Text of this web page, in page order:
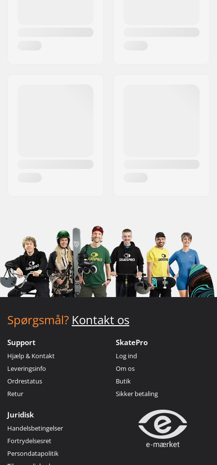
Spørgsmål? Kontakt os
Support
Hjælp & Kontakt
Leveringsinfo
Ordrestatus
Retur
SkatePro
Log ind
Om os
Butik
Sikker betaling
Juridisk
Handelsbetingelser
Fortrydelsesret
Persondatapolitik